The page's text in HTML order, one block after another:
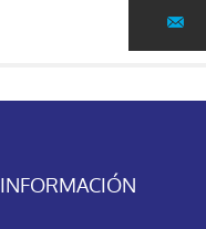
INFORMACIÓN